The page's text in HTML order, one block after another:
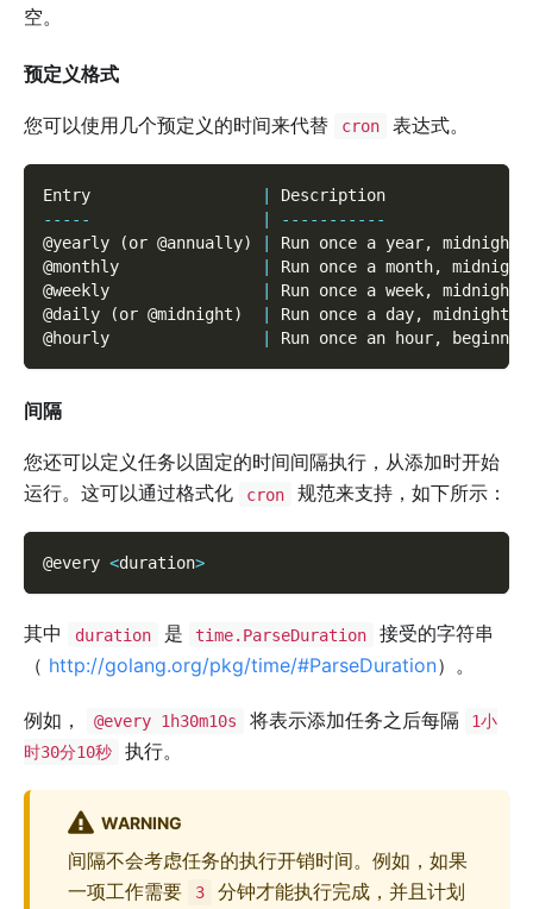
空。
预定义格式
您可以使用几个预定义的时间来代替 cron 表达式。
Entry
-- -- - -- -- -- -- -- -
@yearly
(or @annually) Run once a year, midnight
@monthly
Run once a month, midnight
@weekly
Run once a week,
midnight
@daily
(or @midnight) Run once a day,
@hourly
Run once an hour,
间隔
您还可以定义任务以固定的时间间隔执行，从添加时开始
运行。这可以通过格式化
cron 规范来支持，如下所示：
@every <duration>
其中 duration 是 time.ParseDuration
接受的字符串
（ http://golang.org/pkg/time/#ParseDuration）。
例如， @every 1h30m10s 将表示添加任务之后每隔
1小
时30分10秒
执行。
WARNING
间隔不会考虑任务的执行开销时间。例如，如果
一项工作需要
3
分钟才能执行完成，并且计划